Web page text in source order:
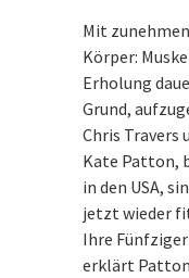
Mit
Körper:
Erholung
Grund,
Chris Travers
Kate Patton,
in den USA,
jetzt wieder
Ihre
erklärt